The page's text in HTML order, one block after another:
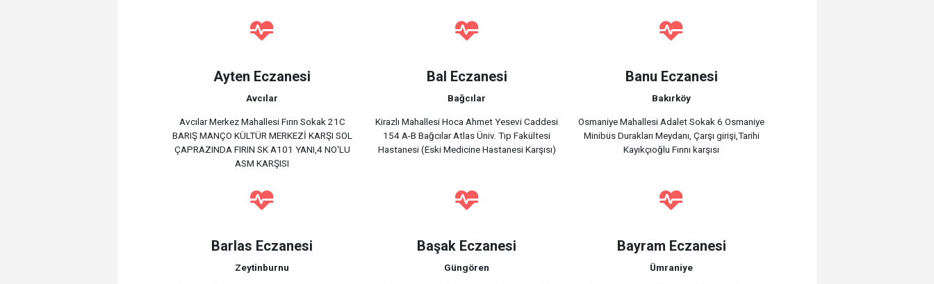
Ayten Eczanesi
Avcılar
Avcılar Merkez Mahallesi Fırın Sokak 21C
BARIŞ MANÇO KÜLTÜR MERKEZİ KARŞI SOL
ÇAPRAZINDA FIRIN SK A101 YANI,4 NO'LU
ASM KARŞISI
Bal Eczanesi
Bağcılar
Kirazlı Mahallesi Hoca Ahmet Yesevi Caddesi
154 A-B Bağcılar Atlas Üniv. Tıp Fakültesi
Hastanesi (Eski Medicine Hastanesi Karşısı)
Banu Eczanesi
Bakırköy
Osmaniye Mahallesi Adalet Sokak 6 Osmaniye
Minibüs Durakları Meydanı, Çarşı girişi,Tarihi
Kayıkçıoğlu Fırını karşısı
Barlas Eczanesi
Zeytinburnu
Başak Eczanesi
Güngören
Bayram Eczanesi
Ümraniye